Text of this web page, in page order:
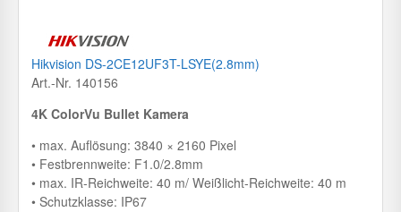
Hikvision DS-2CE12UF3T-LSYE(2.8mm)
Art.-Nr. 140156
4K ColorVu Bullet Kamera
• max. Auflösung: 3840 × 2160 Pixel
• Festbrennweite: F1.0/2.8mm
• max. IR-Reichweite: 40 m/ Weißlicht-Reichweite: 40 m
• Schutzklasse: IP67